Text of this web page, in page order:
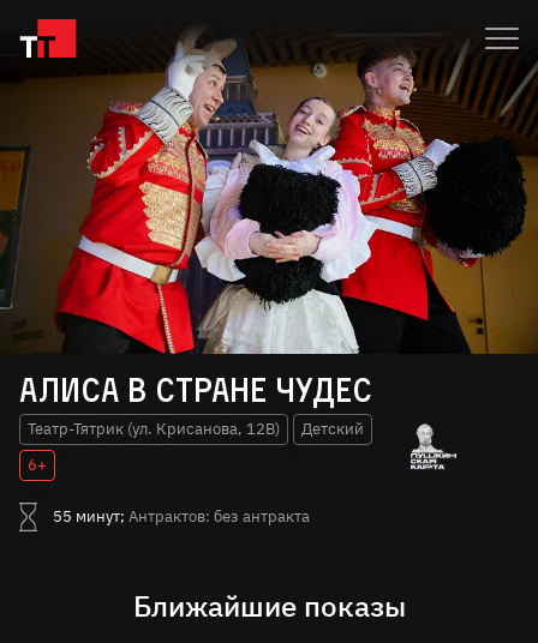
Алиса в стране чудес
Театр-Тятрик (ул. Крисанова, 12В)
Детский
6+
55 минут; Антрактов: без антракта
Ближайшие показы